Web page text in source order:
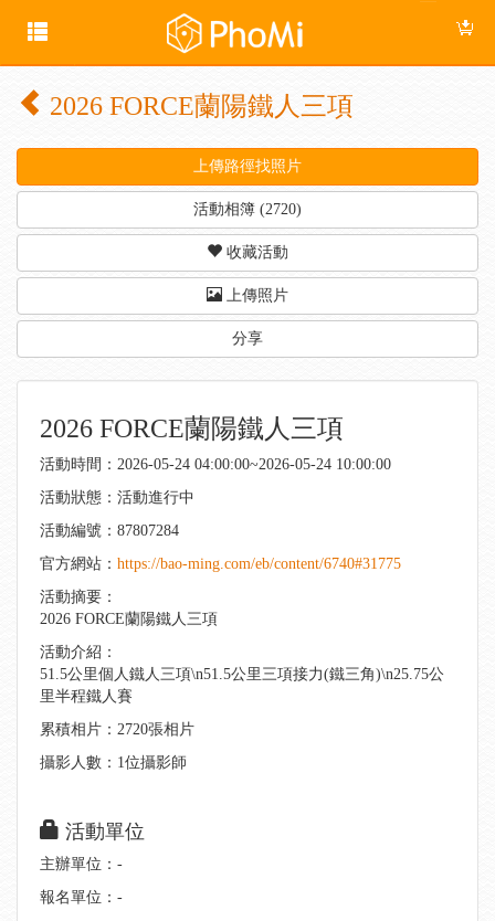
2026 FORCE蘭陽鐵人三項
上傳路徑找照片
活動相簿 (2720)
收藏活動
上傳照片
分享
2026 FORCE蘭陽鐵人三項
活動時間：2026-05-24 04:00:00~2026-05-24 10:00:00
活動狀態：活動進行中
活動編號：87807284
官方網站： https://bao-ming.com/eb/content/6740#31775
活動摘要：
2026 FORCE蘭陽鐵人三項
活動介紹：
51.5公里個人鐵人三項\n51.5公里三項接力(鐵三角)\n25.75公
里半程鐵人賽
累積相片：2720張相片
攝影人數：1位攝影師
活動單位
主辦單位：-
報名單位：-